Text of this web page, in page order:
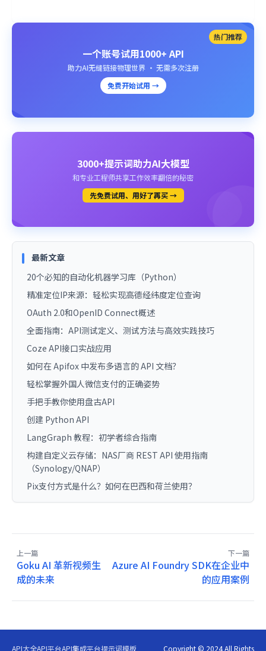
热门推荐
一个账号试用1000+ API
助力AI无缝链接物理世界 · 无需多次注册
免费开始试用 →
3000+提示词助力AI大模型
和专业工程师共享工作效率翻倍的秘密
先免费试用、用好了再买 →
最新文章
20个必知的自动化机器学习库（Python）
精准定位IP来源：轻松实现高德经纬度定位查询
OAuth 2.0和OpenID Connect概述
全面指南：API测试定义、测试方法与高效实践技巧
Coze API接口实战应用
如何在 Apifox 中发布多语言的 API 文档？
轻松掌握外国人微信支付的正确姿势
手把手教你使用盘古API
创建 Python API
LangGraph 教程：初学者综合指南
构建自定义云存储：NAS厂商 REST API 使用指南
（Synology/QNAP）
Pix支付方式是什么？如何在巴西和荷兰使用？
上一篇
Goku AI 革新视频生
成的未来
下一篇
Azure AI Foundry SDK在企业中
的应用案例
API大全API平台API集成平台提示词模板 Copyright © 2024 All Rights